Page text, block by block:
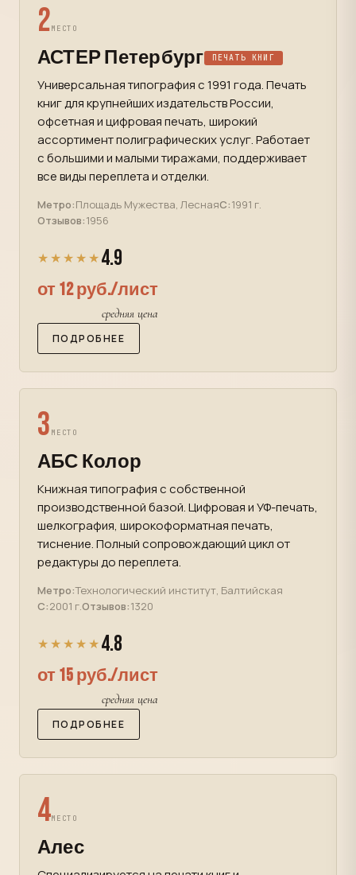
2МЕСТО
АСТЕР Петербург ПЕЧАТЬ КНИГ
Универсальная типография с 1991 года. Печать
книг для крупнейших издательств России,
офсетная и цифровая печать, широкий
ассортимент полиграфических услуг. Работает
с большими и малыми тиражами, поддерживает
все виды переплета и отделки.
Метро:Площадь Мужества, ЛеснаяС:1991 г.
Отзывов:1956
★★★★★ 4.9
от 12 руб./лист
средняя цена
ПОДРОБНЕЕ
3 МЕСТО
АБС Колор
Книжная типография с собственной
производственной базой. Цифровая и УФ-печать,
шелкография, широкоформатная печать,
тиснение. Полный сопровождающий цикл от
редактуры до переплета.
Метро:Технологический институт, Балтийская
С:2001 г.Отзывов:1320
★★★★★ 4.8
от 15 руб./лист
средняя цена
ПОДРОБНЕЕ
4МЕСТО
Алес